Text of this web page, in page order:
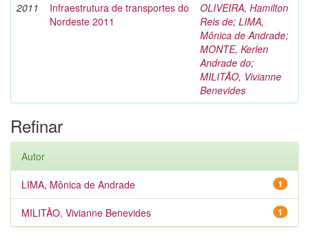
2011
Infraestrutura de transportes do
Nordeste 2011
OLIVEIRA, Hamilton
Reis de; LIMA,
Mônica de Andrade;
MONTE, Kerlen
Andrade do;
MILITÃO, Vivianne
Benevides
Refinar
Autor
1
LIMA, Mônica de Andrade
1
MILITÃO, Vivianne Benevides